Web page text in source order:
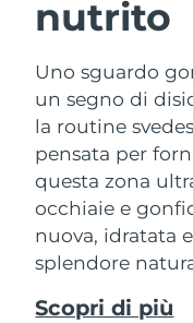
nutrito
Uno sguardo
un segno di
la routine
pensata per
questa zona
occhiaie e
nuova, idratata
splendore
Scopri di più